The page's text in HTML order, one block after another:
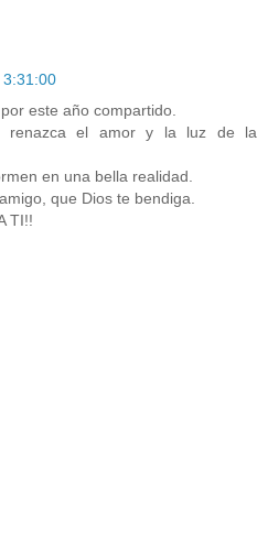
3:31:00
este año compartido.
renazca el amor y la luz de la
en una bella realidad.
que Dios te bendiga.
TI!!